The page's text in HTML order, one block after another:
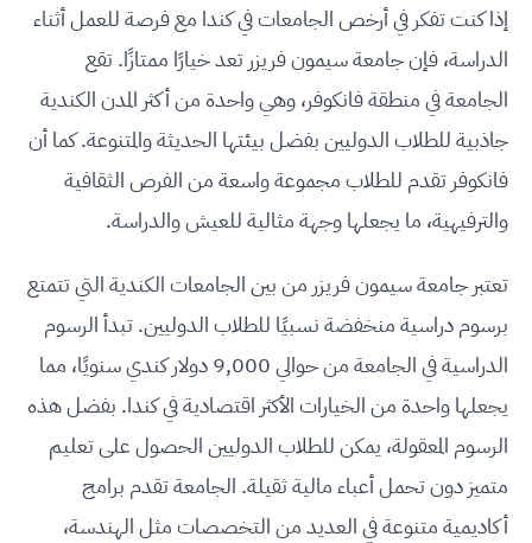
إذا كنت تفكر في أرخص الجامعات في كندا مع فرصة للعمل أثناء
الدراسة، فإن جامعة سيمون فريزر تعد خيارًا ممتازًا. تقع
الجامعة في منطقة فانكوفر، وهي واحدة من أكثر المدن الكندية
جاذبية للطلاب الدوليين بفضل بيئتها الحديثة والمتنوعة. كما أن
فانكوفر تقدم للطلاب مجموعة واسعة من الفرص الثقافية
والترفيهية، ما يجعلها وجهة مثالية للعيش والدراسة.
تعتبر جامعة سيمون فريزر من بين الجامعات الكندية التي تتمتع
برسوم دراسية منخفضة نسبيًا للطلاب الدوليين. تبدأ الرسوم
الدراسية في الجامعة من حوالي 9,000 دولار كندي سنويًا، مما
يجعلها واحدة من الخيارات الأكثر اقتصادية في كندا. بفضل هذه
الرسوم المعقولة، يمكن للطلاب الدوليين الحصول على تعليم
متميز دون تحمل أعباء مالية ثقيلة. الجامعة تقدم برامج
أكاديمية متنوعة في العديد من التخصصات مثل الهندسة،